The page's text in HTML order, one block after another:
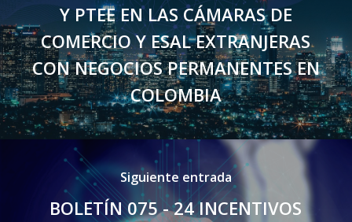
Y PTEE EN LAS CÁMARAS DE
COMERCIO Y ESAL EXTRANJERAS
CON NEGOCIOS PERMANENTES EN
COLOMBIA
Siguiente entrada
BOLETÍN 075 - 24 INCENTIVOS